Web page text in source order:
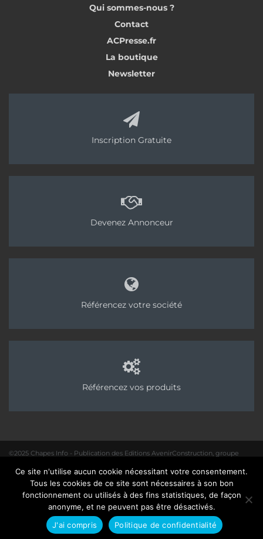
Qui sommes-nous ?
Contact
ACPresse.fr
La boutique
Newsletter
Inscription Gratuite
Devenez Annonceur
Référencez votre société
Référencez vos produits
©2025 Chapes Info - Publication des Editions AvenirConstruction, groupe
01 40 31 64 80 |
Rédaction Mentions légales – Politique de confidentialité
Site :Seedcom.fr
Ce site n'utilise aucun cookie nécessitant votre consentement.
Tous les cookies de ce site sont nécessaires à son bon
fonctionnement ou utilisés à des fins statistiques, de façon
anonyme, et ne peuvent pas être désactivés.
J'ai compris
Politique de confidentialité